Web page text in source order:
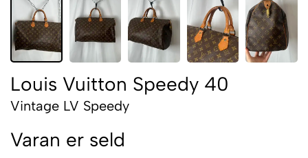
Louis Vuitton Speedy 40
Vintage LV Speedy
Varan er seld